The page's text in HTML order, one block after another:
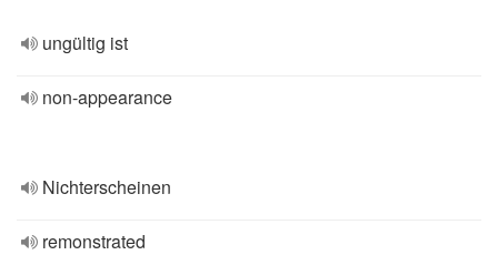
ungültig ist
non-appearance
Nichterscheinen
remonstrated